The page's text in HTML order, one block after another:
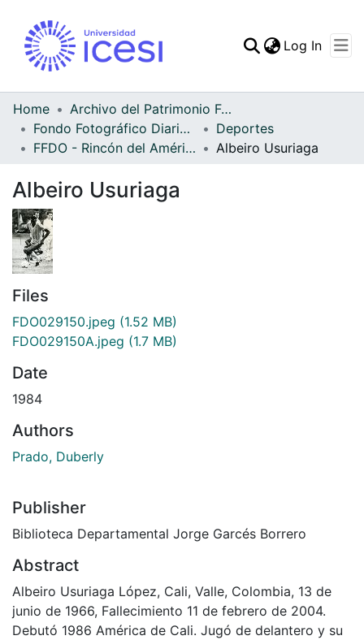
Statistics
Log In
Home
Archivo del Patrimonio Fotográfico y Fílmico del Valle del Cauca
Fondo Fotográfico Diario Occidente
Deportes
FFDO - Rincón del América - Patrimonial
Albeiro Usuriaga
Albeiro Usuriaga
Files
FDO029150.jpeg (1.52 MB)
FDO029150A.jpeg (1.7 MB)
Date
1984
Authors
Prado, Duberly
Publisher
Biblioteca Departamental Jorge Garcés Borrero
Abstract
Albeiro Usuriaga López, Cali, Valle, Colombia, 13 de
junio de 1966, Fallecimiento 11 de febrero de 2004.
Debutó 1986 América de Cali. Jugó de delantero y su